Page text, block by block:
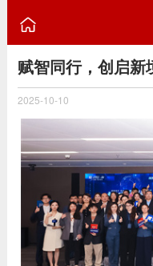

赋智同行，创启新
2025-10-10